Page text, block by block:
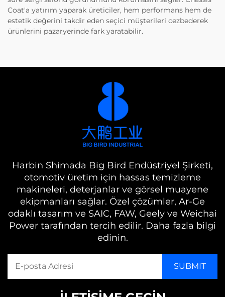
Coat'a yatırım yaparak üreticiler, hem performans hem de
estetik değerini takdir eden seçici müşterileri cezbederek
ürünlerini pazaryerinde fark yaratabilir.
Harbin Shimada Big Bird Endüstriyel Şirketi,
otomotiv üretim için hassas temizleme
makineleri, deterjanlar ve görsel muayene
ekipmanları sağlar. Özel çözümler, Ar-Ge
odaklı tasarım ve SAIC, FAW, Geely ve Weichai
Power tarafından tercih edilir. Daha fazla bilgi
edinin.